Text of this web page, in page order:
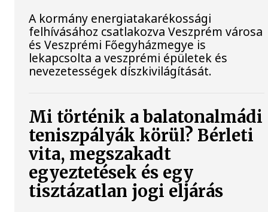
A kormány energiatakarékossági
felhívásához csatlakozva Veszprém városa
és Veszprémi Főegyházmegye is
lekapcsolta a veszprémi épületek és
nevezetességek díszkivilágítását.
Mi történik a balatonalmádi
teniszpályák körül? Bérleti
vita, megszakadt
egyeztetések és egy
tisztázatlan jogi eljárás